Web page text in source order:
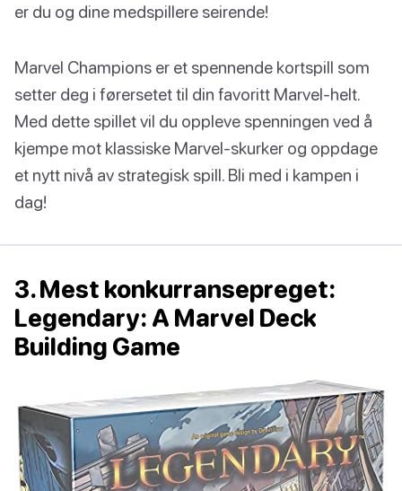
er du og dine medspillere seirende!
Marvel Champions er et spennende kortspill som
setter deg i førersetet til din favoritt Marvel-helt.
Med dette spillet vil du oppleve spenningen ved å
kjempe mot klassiske Marvel-skurker og oppdage
et nytt nivå av strategisk spill. Bli med i kampen i
dag!
3. Mest konkurransepreget:
Legendary: A Marvel Deck
Building Game